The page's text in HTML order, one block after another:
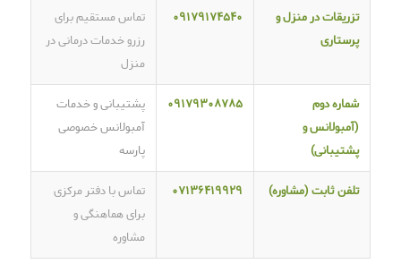
تزریقات در منزل و
پرستاری
۰۹۱۷۹۱۷۴۵۴۰
تماس مستقیم برای
رزرو خدمات درمانی در
منزل
شماره دوم
(آمبولانس و
پشتیبانی)
۰۹۱۷۹۳۰۸۷۸۵
پشتیبانی و خدمات
آمبولانس خصوصی
پارسه
تلفن ثابت (مشاوره) ۰۷۱۳۶۴۱۹۹۲۹
تماس با دفتر مرکزی
برای هماهنگی و
مشاوره